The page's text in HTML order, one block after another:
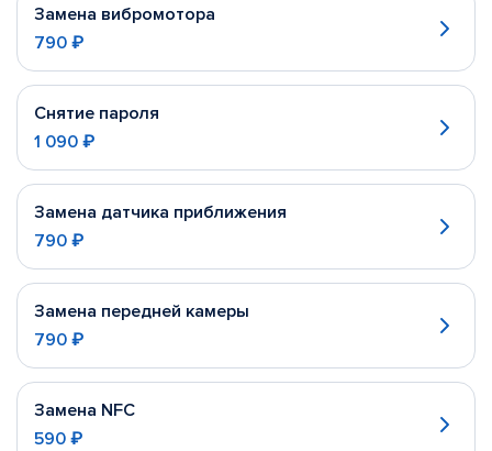
Замена вибромотора
790 ₽
Снятие пароля
1 090 ₽
Замена датчика приближения
790 ₽
Замена передней камеры
790 ₽
Замена NFC
590 ₽